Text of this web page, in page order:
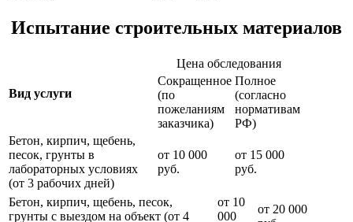
Испытание строительных материалов
Вид услуги
Цена обследования
Сокращенное
(по
пожеланиям
заказчика)
Полное
(согласно
нормативам
РФ)
Бетон, кирпич, щебень,
песок, грунты в
лабораторных условиях
(от 3 рабочих дней)
от 10 000
руб.
от 15 000
руб.
Бетон, кирпич, щебень, песок,
грунты с выездом на объект (от 4
от 10
000
от 20 000